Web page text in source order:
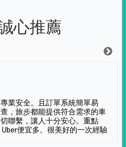
心推薦
業安全。且訂單系統簡單易
，旅步都能提供符合需求的車
聯繫，讓人十分安心。重點
便宜多。很美好的一次經驗